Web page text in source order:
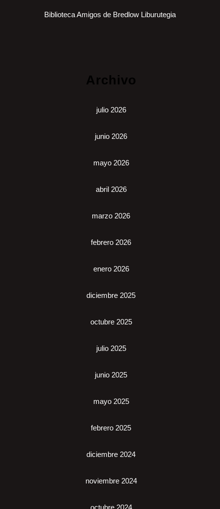
Biblioteca Amigos de Bredlow Liburutegia
Archivo
julio 2026
junio 2026
mayo 2026
abril 2026
marzo 2026
febrero 2026
enero 2026
diciembre 2025
octubre 2025
julio 2025
junio 2025
mayo 2025
febrero 2025
diciembre 2024
noviembre 2024